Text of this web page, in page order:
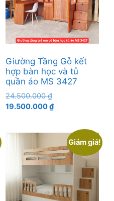
Giường Tầng Gỗ kết
hợp bàn học và tủ
quần áo MS 3427
24.500.000₫Giá
gốc
24.500.000 ₫.
19.500.000₫Giá
19.500.000 ₫.
Giảm giá!